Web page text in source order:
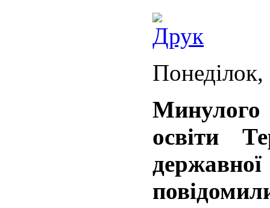
освіти